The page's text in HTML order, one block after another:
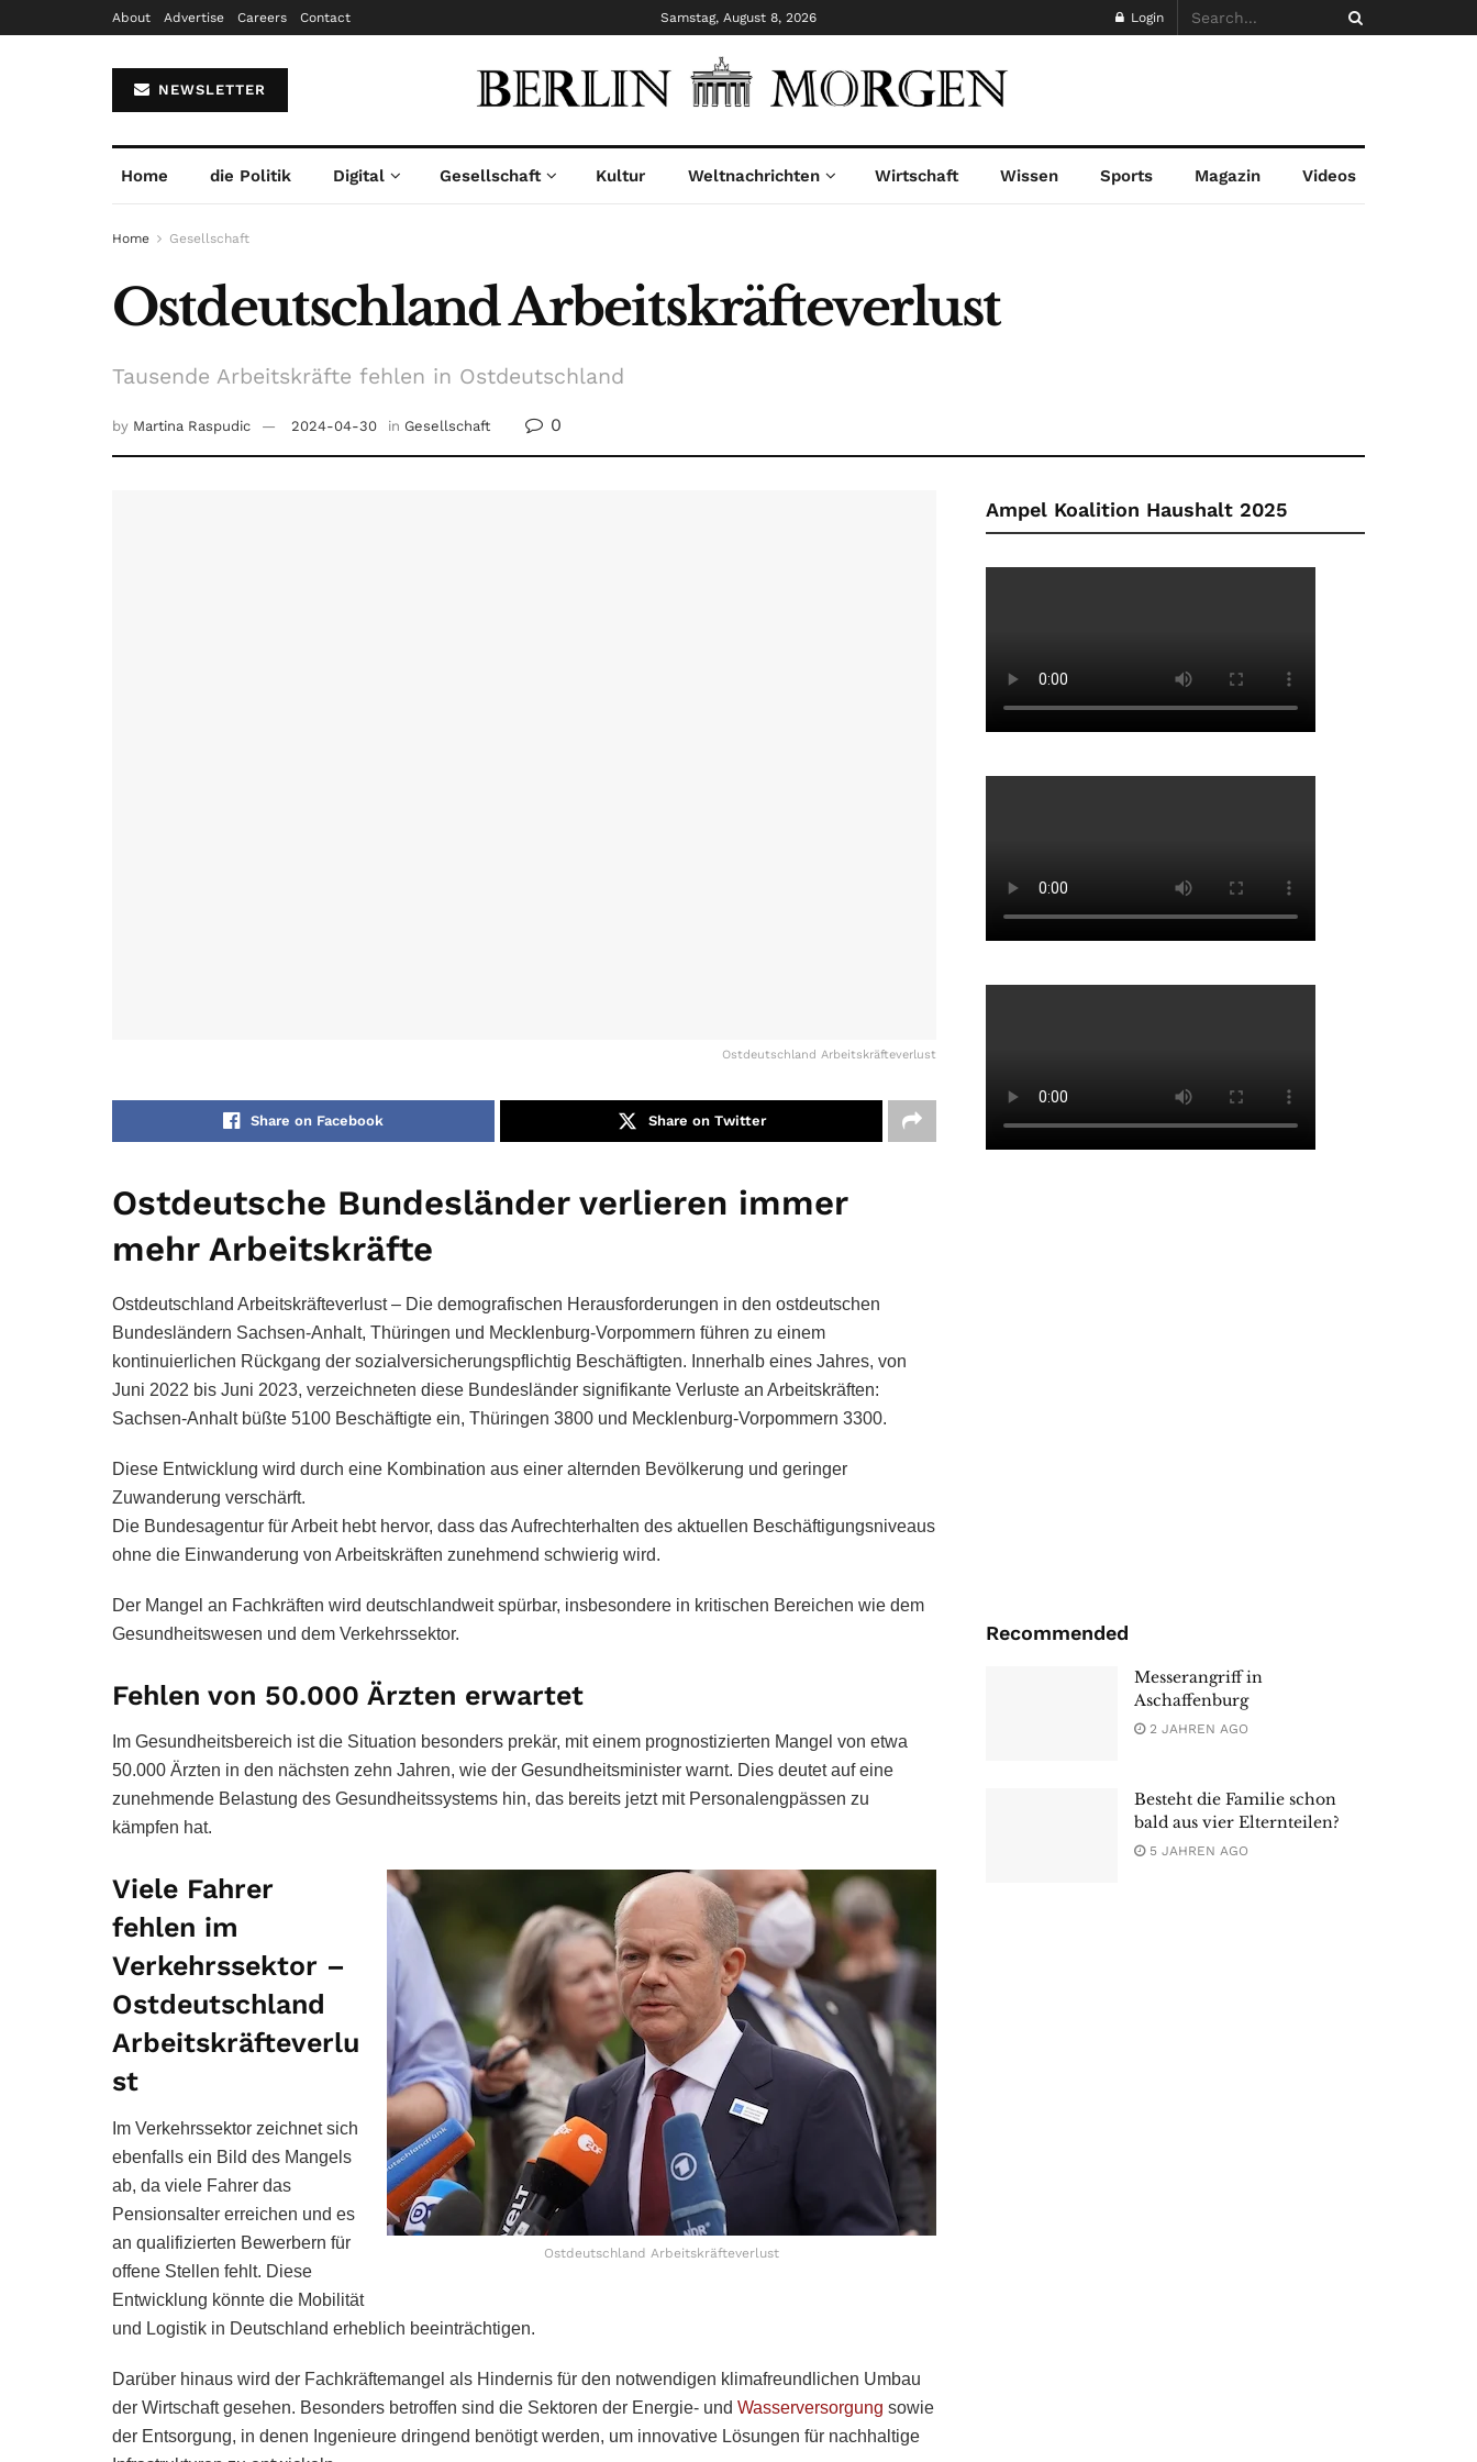
About Advertise Careers Contact Samstag, August 8, 2026 Login
NEWSLETTER
Home die Politik Digital Gesellschaft Kultur Weltnachrichten Wirtschaft Wissen Sports Magazin Videos
Home Gesellschaft
Ostdeutschland Arbeitskräfteverlust
Tausende Arbeitskräfte fehlen in Ostdeutschland
by Martina Raspudic 2024-04-30 in Gesellschaft 0
Ostdeutschland Arbeitskräfteverlust
Share on Facebook Share on Twitter
Ostdeutsche Bundesländer verlieren immer
mehr Arbeitskräfte
Ostdeutschland Arbeitskräfteverlust – Die demografischen Herausforderungen in den ostdeutschen
Bundesländern Sachsen-Anhalt, Thüringen und Mecklenburg-Vorpommern führen zu einem
kontinuierlichen Rückgang der sozialversicherungspflichtig Beschäftigten. Innerhalb eines Jahres, von
Juni 2022 bis Juni 2023, verzeichneten diese Bundesländer signifikante Verluste an Arbeitskräften:
Sachsen-Anhalt büßte 5100 Beschäftigte ein, Thüringen 3800 und Mecklenburg-Vorpommern 3300.
Diese Entwicklung wird durch eine Kombination aus einer alternden Bevölkerung und geringer
Zuwanderung verschärft.
Die Bundesagentur für Arbeit hebt hervor, dass das Aufrechterhalten des aktuellen Beschäftigungsniveaus
ohne die Einwanderung von Arbeitskräften zunehmend schwierig wird.
Der Mangel an Fachkräften wird deutschlandweit spürbar, insbesondere in kritischen Bereichen wie dem
Gesundheitswesen und dem Verkehrssektor.
Fehlen von 50.000 Ärzten erwartet
Im Gesundheitsbereich ist die Situation besonders prekär, mit einem prognostizierten Mangel von etwa
50.000 Ärzten in den nächsten zehn Jahren, wie der Gesundheitsminister warnt. Dies deutet auf eine
zunehmende Belastung des Gesundheitssystems hin, das bereits jetzt mit Personalengpässen zu
kämpfen hat.
Ostdeutschland Arbeitskräfteverlust
Viele Fahrer
fehlen im
Verkehrssektor –
Ostdeutschland
Arbeitskräfteverlu
st
Im Verkehrssektor zeichnet sich
ebenfalls ein Bild des Mangels
ab, da viele Fahrer das
Pensionsalter erreichen und es
an qualifizierten Bewerbern für
offene Stellen fehlt. Diese
Entwicklung könnte die Mobilität
und Logistik in Deutschland erheblich beeinträchtigen.
Darüber hinaus wird der Fachkräftemangel als Hindernis für den notwendigen klimafreundlichen Umbau
der Wirtschaft gesehen. Besonders betroffen sind die Sektoren der Energie- und Wasserversorgung sowie
der Entsorgung, in denen Ingenieure dringend benötigt werden, um innovative Lösungen für nachhaltige
Ampel Koalition Haushalt 2025
Recommended
Messerangriff in
Aschaffenburg
2 JAHREN AGO
Besteht die Familie schon
bald aus vier Elternteilen?
5 JAHREN AGO